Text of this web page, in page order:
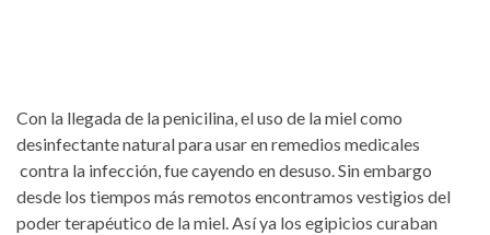
Con la llegada de la penicilina, el uso de la miel como
desinfectante natural para usar en remedios medicales
contra la infección, fue cayendo en desuso. Sin embargo
desde los tiempos más remotos encontramos vestigios del
poder terapéutico de la miel. Así ya los egipicios curaban